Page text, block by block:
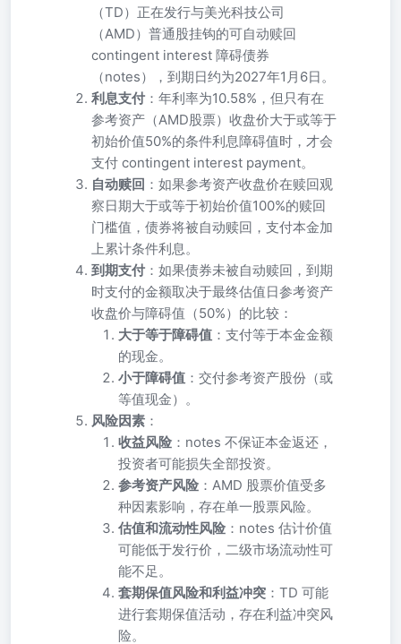
（TD）正在发行与美光科技公司
（AMD）普通股挂钩的可自动赎回
contingent interest 障碍债券
（notes），到期日约为2027年1月6日。
利息支付 ：年利率为10.58%，但只有在
参考资产（AMD股票）收盘价大于或等于
初始价值50%的条件利息障碍值时，才会
支付 contingent interest payment。
自动赎回 ：如果参考资产收盘价在赎回观
察日期大于或等于初始价值100%的赎回
门槛值，债券将被自动赎回，支付本金加
上累计条件利息。
到期支付 ：如果债券未被自动赎回，到期
时支付的金额取决于最终估值日参考资产
收盘价与障碍值（50%）的比较：
大于等于障碍值 ：支付等于本金金额
的现金。
小于障碍值 ：交付参考资产股份（或
等值现金）。
风险因素 ：
收益风险 ：notes 不保证本金返还，
投资者可能损失全部投资。
参考资产风险 ：AMD 股票价值受多
种因素影响，存在单一股票风险。
估值和流动性风险 ：notes 估计价值
可能低于发行价，二级市场流动性可
能不足。
套期保值风险和利益冲突 ：TD 可能
进行套期保值活动，存在利益冲突风
险。